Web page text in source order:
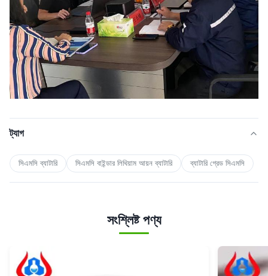
ট্যাগ
সিএমসি ব্যাটারি সিএমসি বাইন্ডার লিথিয়াম আয়ন ব্যাটারি ব্যাটারি গ্রেড সিএমসি
সংশ্লিষ্ট পণ্য